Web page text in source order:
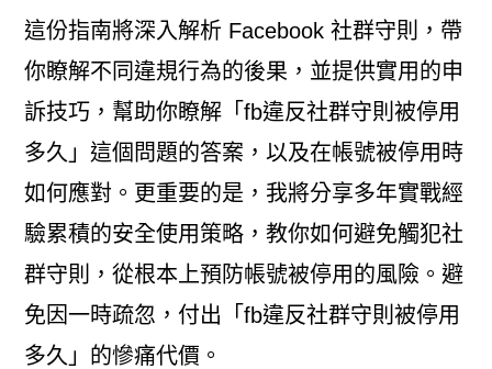
這份指南將深入解析 Facebook 社群守則，帶
你瞭解不同違規行為的後果，並提供實用的申
訴技巧，幫助你瞭解「fb違反社群守則被停用
多久」這個問題的答案，以及在帳號被停用時
如何應對。更重要的是，我將分享多年實戰經
驗累積的安全使用策略，教你如何避免觸犯社
群守則，從根本上預防帳號被停用的風險。避
免因一時疏忽，付出「fb違反社群守則被停用
多久」的慘痛代價。